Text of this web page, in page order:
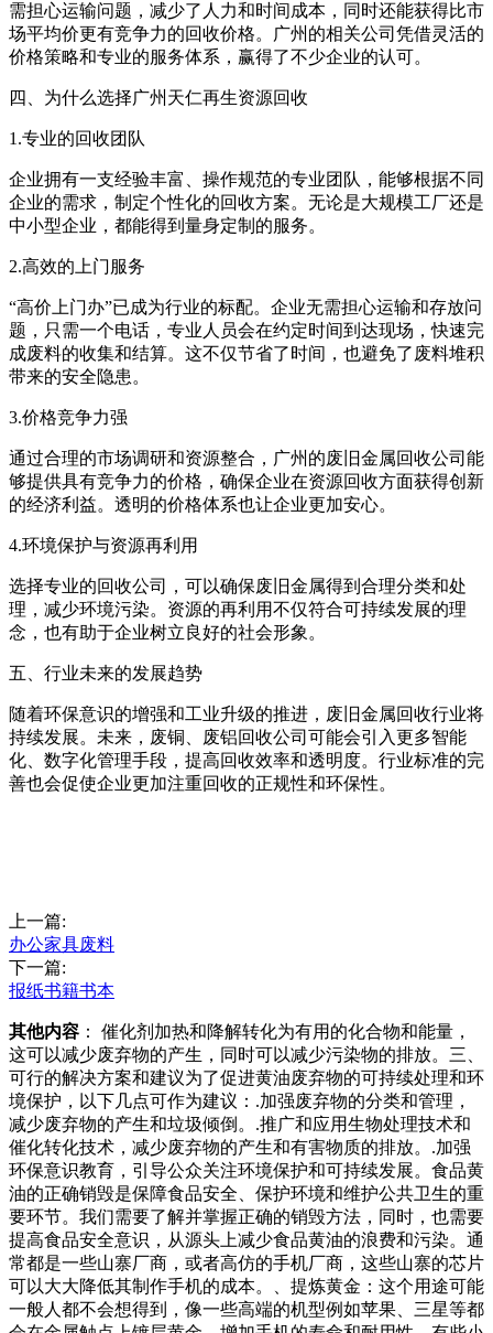
需担心运输问题，减少了人力和时间成本，同时还能获得比市
场平均价更有竞争力的回收价格。广州的相关公司凭借灵活的
价格策略和专业的服务体系，赢得了不少企业的认可。
四、为什么选择广州天仁再生资源回收
1.专业的回收团队
企业拥有一支经验丰富、操作规范的专业团队，能够根据不同
企业的需求，制定个性化的回收方案。无论是大规模工厂还是
中小型企业，都能得到量身定制的服务。
2.高效的上门服务
“高价上门办”已成为行业的标配。企业无需担心运输和存放问
题，只需一个电话，专业人员会在约定时间到达现场，快速完
成废料的收集和结算。这不仅节省了时间，也避免了废料堆积
带来的安全隐患。
3.价格竞争力强
通过合理的市场调研和资源整合，广州的废旧金属回收公司能
够提供具有竞争力的价格，确保企业在资源回收方面获得创新
的经济利益。透明的价格体系也让企业更加安心。
4.环境保护与资源再利用
选择专业的回收公司，可以确保废旧金属得到合理分类和处
理，减少环境污染。资源的再利用不仅符合可持续发展的理
念，也有助于企业树立良好的社会形象。
五、行业未来的发展趋势
随着环保意识的增强和工业升级的推进，废旧金属回收行业将
持续发展。未来，废铜、废铝回收公司可能会引入更多智能
化、数字化管理手段，提高回收效率和透明度。行业标准的完
善也会促使企业更加注重回收的正规性和环保性。
上一篇:
办公家具废料
下一篇:
报纸书籍书本
其他内容 ： 催化剂加热和降解转化为有用的化合物和能量，
这可以减少废弃物的产生，同时可以减少污染物的排放。三、
可行的解决方案和建议为了促进黄油废弃物的可持续处理和环
境保护，以下几点可作为建议：.加强废弃物的分类和管理，
减少废弃物的产生和垃圾倾倒。.推广和应用生物处理技术和
催化转化技术，减少废弃物的产生和有害物质的排放。.加强
环保意识教育，引导公众关注环境保护和可持续发展。食品黄
油的正确销毁是保障食品安全、保护环境和维护公共卫生的重
要环节。我们需要了解并掌握正确的销毁方法，同时，也需要
提高食品安全意识，从源头上减少食品黄油的浪费和污染。通
常都是一些山寨厂商，或者高仿的手机厂商，这些山寨的芯片
可以大大降低其制作手机的成本。、提炼黄金：这个用途可能
一般人都不会想得到，像一些高端的机型例如苹果、三星等都